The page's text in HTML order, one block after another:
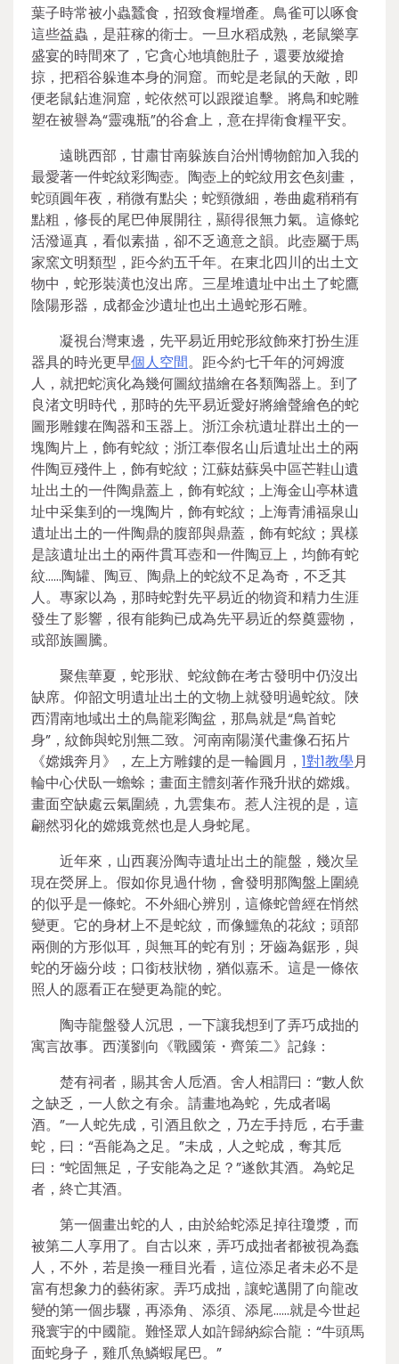
葉子時常被小蟲蠶食，招致食糧增產。鳥雀可以啄食
這些益蟲，是莊稼的衛士。一旦水稻成熟，老鼠樂享
盛宴的時間來了，它貪心地填飽肚子，還要放縱搶
掠，把稻谷躲進本身的洞窟。而蛇是老鼠的天敵，即
便老鼠鉆進洞窟，蛇依然可以跟蹤追擊。將鳥和蛇雕
塑在被譽為“靈魂瓶”的谷倉上，意在捍衛食糧平安。
遠眺西部，甘肅甘南躲族自治州博物館加入我的
最愛著一件蛇紋彩陶壺。陶壺上的蛇紋用玄色刻畫，
蛇頭圓年夜，稍微有點尖；蛇頸微細，卷曲處稍稍有
點粗，修長的尾巴伸展開往，顯得很無力氣。這條蛇
活潑逼真，看似素描，卻不乏適意之韻。此壺屬于馬
家窯文明類型，距今約五千年。在東北四川的出土文
物中，蛇形裝潢也沒出席。三星堆遺址中出土了蛇鷹
陰陽形器，成都金沙遺址也出土過蛇形石雕。
凝視台灣東邊，先平易近用蛇形紋飾來打扮生涯
器具的時光更早個人空間。距今約七千年的河姆渡
人，就把蛇演化為幾何圖紋描繪在各類陶器上。到了
良渚文明時代，那時的先平易近愛好將繪聲繪色的蛇
圖形雕鏤在陶器和玉器上。浙江余杭遺址群出土的一
塊陶片上，飾有蛇紋；浙江奉假名山后遺址出土的兩
件陶豆殘件上，飾有蛇紋；江蘇姑蘇吳中區芒鞋山遺
址出土的一件陶鼎蓋上，飾有蛇紋；上海金山亭林遺
址中采集到的一塊陶片，飾有蛇紋；上海青浦福泉山
遺址出土的一件陶鼎的腹部與鼎蓋，飾有蛇紋；異樣
是該遺址出土的兩件貫耳壺和一件陶豆上，均飾有蛇
紋……陶罐、陶豆、陶鼎上的蛇紋不足為奇，不乏其
人。專家以為，那時蛇對先平易近的物資和精力生涯
發生了影響，很有能夠已成為先平易近的祭奠靈物，
或部族圖騰。
聚焦華夏，蛇形狀、蛇紋飾在考古發明中仍沒出
缺席。仰韶文明遺址出土的文物上就發明過蛇紋。陜
西渭南地域出土的鳥龍彩陶盆，那鳥就是“鳥首蛇
身”，紋飾與蛇別無二致。河南南陽漢代畫像石拓片
《嫦娥奔月》，左上方雕鏤的是一輪圓月， 1對1教學月
輪中心伏臥一蟾蜍；畫面主體刻著作飛升狀的嫦娥。
畫面空缺處云氣圍繞，九雲集布。惹人注視的是，這
翩然羽化的嫦娥竟然也是人身蛇尾。
近年來，山西襄汾陶寺遺址出土的龍盤，幾次呈
現在熒屏上。假如你見過什物，會發明那陶盤上圍繞
的似乎是一條蛇。不外細心辨別，這條蛇曾經在悄然
變更。它的身材上不是蛇紋，而像鱷魚的花紋；頭部
兩側的方形似耳，與無耳的蛇有別；牙齒為鋸形，與
蛇的牙齒分歧；口銜枝狀物，猶似嘉禾。這是一條依
照人的愿看正在變更為龍的蛇。
陶寺龍盤發人沉思，一下讓我想到了弄巧成拙的
寓言故事。西漢劉向《戰國策・齊策二》記錄：
楚有祠者，賜其舍人卮酒。舍人相謂曰：“數人飲
之缺乏，一人飲之有余。請畫地為蛇，先成者喝
酒。”一人蛇先成，引酒且飲之，乃左手持卮，右手畫
蛇，曰：“吾能為之足。”未成，人之蛇成，奪其卮
曰：“蛇固無足，子安能為之足？”遂飲其酒。為蛇足
者，終亡其酒。
第一個畫出蛇的人，由於給蛇添足掉往瓊漿，而
被第二人享用了。自古以來，弄巧成拙者都被視為蠢
人，不外，若是換一種目光看，這位添足者未必不是
富有想象力的藝術家。弄巧成拙，讓蛇邁開了向龍改
變的第一個步驟，再添角、添須、添尾……就是今世起
飛寰宇的中國龍。難怪眾人如許歸納綜合龍：“牛頭馬
面蛇身子，雞爪魚鱗蝦尾巴。”